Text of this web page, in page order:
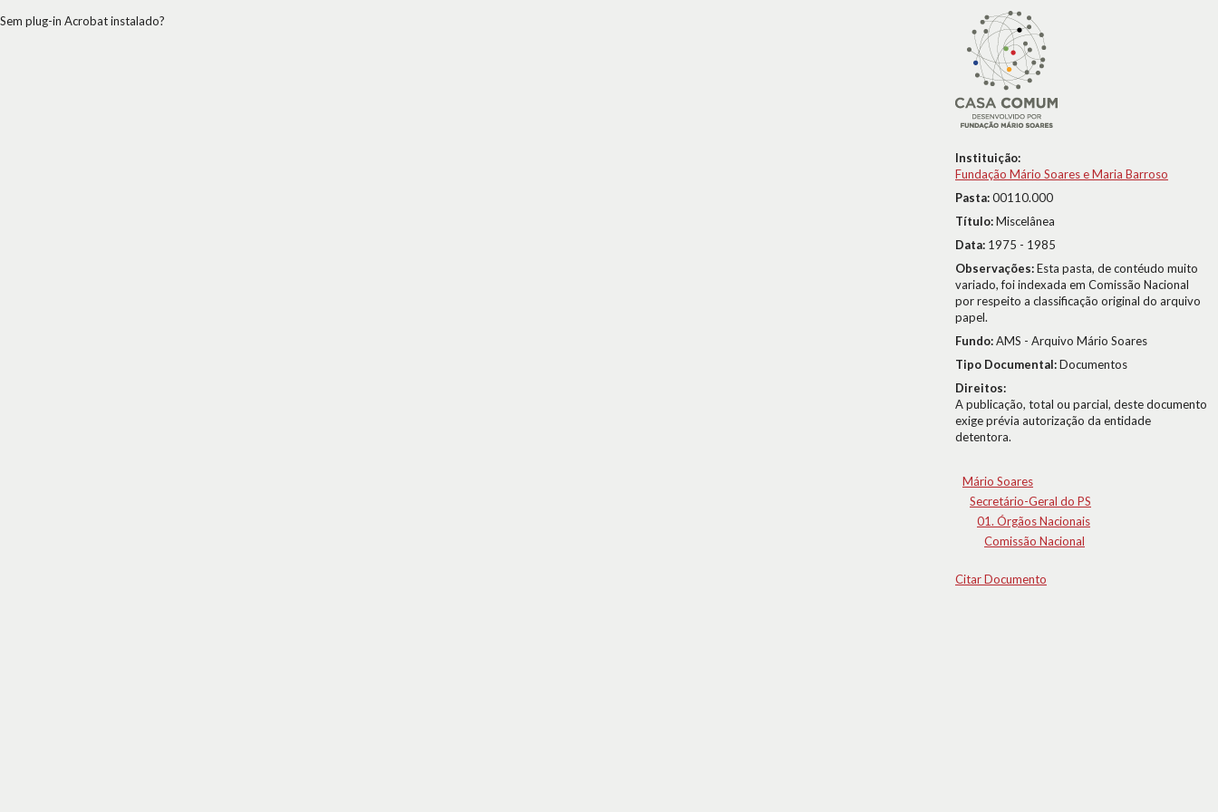
Instituição:
Fundação Mário Soares e Maria Barroso
Pasta:00110.000
Título:Miscelânea
Data: 1975 - 1985
Observações:Esta pasta, de contéudo muito
variado, foi indexada em Comissão Nacional
por respeito a classificação original do arquivo
papel.
Fundo:AMS - Arquivo Mário Soares
Tipo Documental:Documentos
Direitos:
A publicação, total ou parcial, deste documento
exige prévia autorização da entidade
detentora.
Mário Soares
Secretário-Geral do PS
01. Órgãos Nacionais
Comissão Nacional
Citar Documento
Sem plug-in Acrobat instalado?